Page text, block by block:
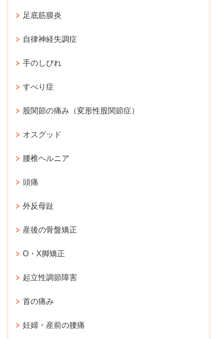
足底筋膜炎
自律神経失調症
手のしびれ
すべり症
股関節の痛み（変形性股関節症）
オスグッド
腰椎ヘルニア
頭痛
外反母趾
産後の骨盤矯正
O・X脚矯正
起立性調節障害
首の痛み
妊婦・産前の腰痛